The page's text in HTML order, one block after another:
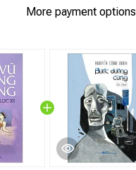
More payment options